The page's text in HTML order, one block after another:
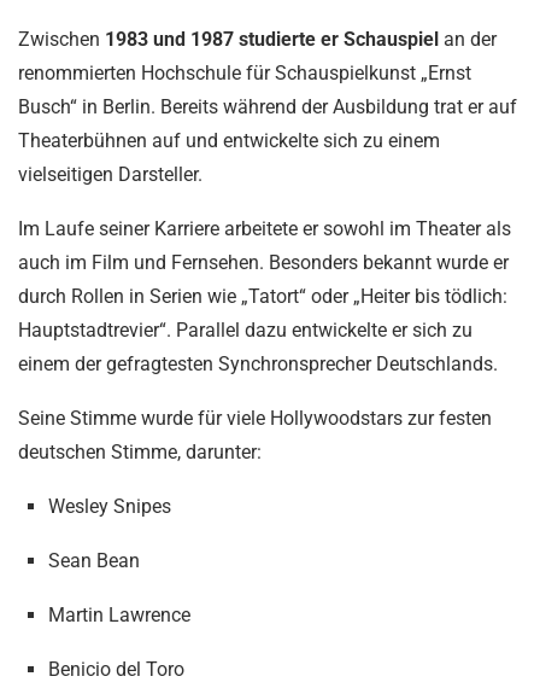
Zwischen 1983 und 1987 studierte er Schauspiel an der
renommierten Hochschule für Schauspielkunst „Ernst
Busch“ in Berlin. Bereits während der Ausbildung trat er auf
Theaterbühnen auf und entwickelte sich zu einem
vielseitigen Darsteller.
Im Laufe seiner Karriere arbeitete er sowohl im Theater als
auch im Film und Fernsehen. Besonders bekannt wurde er
durch Rollen in Serien wie „Tatort“ oder „Heiter bis tödlich:
Hauptstadtrevier“. Parallel dazu entwickelte er sich zu
einem der gefragtesten Synchronsprecher Deutschlands.
Seine Stimme wurde für viele Hollywoodstars zur festen
deutschen Stimme, darunter:
Wesley Snipes
Sean Bean
Martin Lawrence
Benicio del Toro